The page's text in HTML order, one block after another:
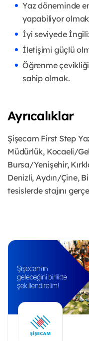
Yaz döneminde
yapabiliyor
İyi seviyede
İletişimi güçlü
Öğrenme
sahip olmak.
Ayrıcalıklar
Şişecam First Step
Müdürlük, Kocaeli/
Bursa/Yenişehir,
Denizli, Aydın/Çine,
tesislerde stajını